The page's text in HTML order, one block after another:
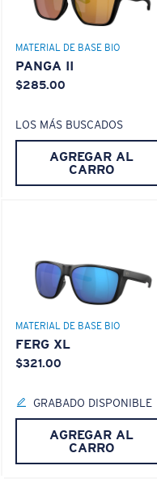
Curva base 8
Monturas con
que ayudan a reducir
Use esta práctica
busca.
¿Se ajusta por
Es posible que
mediana.
ENLACE
CAPA DE VIDRIO
ENLACE
MATERIAL DE BASE BIO
PANGA II
$285.00
LOS MÁS BUSCADOS
AGREGAR AL
CARRO
MATERIAL DE BASE BIO
FERG XL
$321.00
GRABADO DISPONIBLE
AGREGAR AL
CARRO